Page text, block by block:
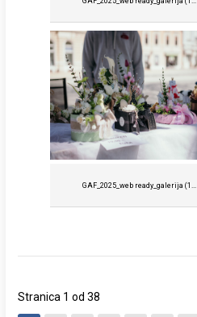
GAF_2025_web ready_galerija (1...
Stranica 1 od 38